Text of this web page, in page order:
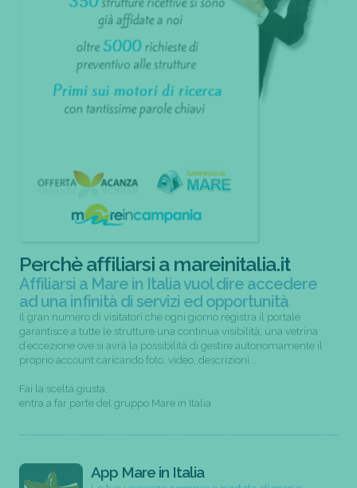
Perchè affiliarsi a mareinitalia.it
Affiliarsi a Mare in Italia vuol dire accedere
ad una infinità di servizi ed opportunità
Il gran numero di visitatori che ogni giorno registra il portale
garantisce a tutte le strutture una continua visibilità; una vetrina
d’eccezione ove si avrà la possibilità di gestire autonomamente il
proprio account caricando foto, video, descrizioni...
Fai la scelta giusta,
entra a far parte del gruppo Mare in Italia
App Mare in Italia